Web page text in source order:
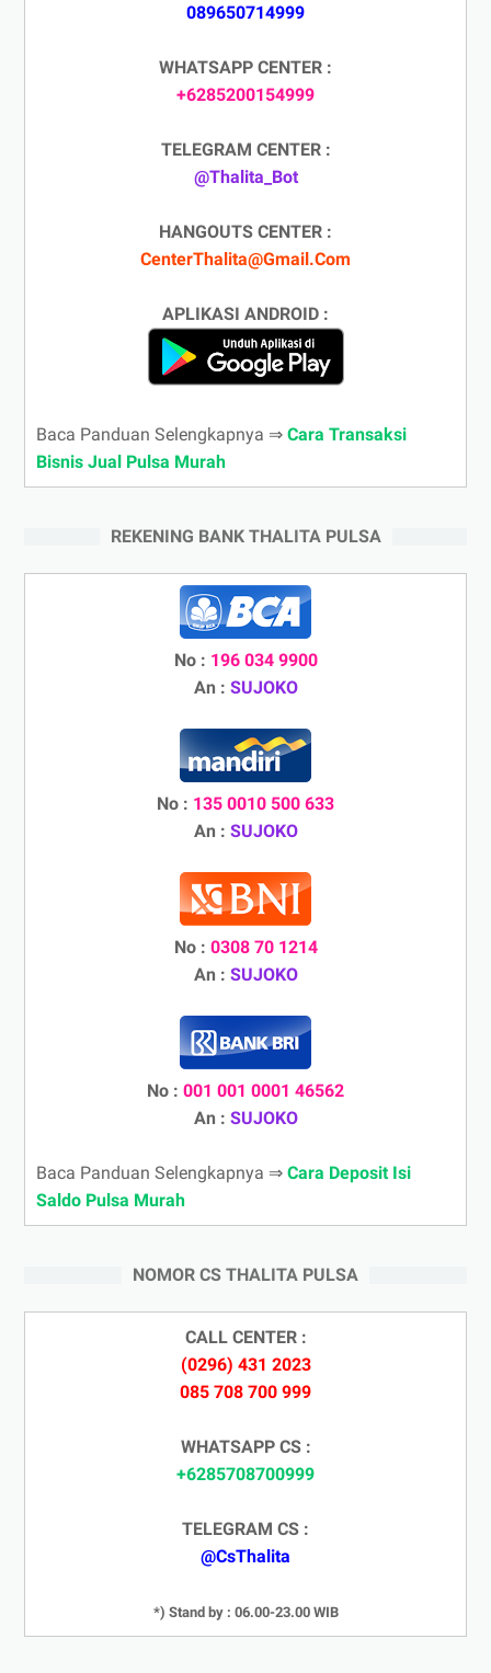
089650714999
WHATSAPP CENTER :
+6285200154999
TELEGRAM CENTER :
@Thalita_Bot
HANGOUTS CENTER :
CenterThalita@Gmail.Com
APLIKASI ANDROID :
Baca Panduan Selengkapnya ⇒ Cara Transaksi
Bisnis Jual Pulsa Murah
REKENING BANK THALITA PULSA
No : 196 034 9900
An : SUJOKO
No : 135 0010 500 633
An : SUJOKO
No : 0308 70 1214
An : SUJOKO
No : 001 001 0001 46562
An : SUJOKO
Baca Panduan Selengkapnya ⇒ Cara Deposit Isi
Saldo Pulsa Murah
NOMOR CS THALITA PULSA
CALL CENTER :
(0296) 431 2023
085 708 700 999
WHATSAPP CS :
+6285708700999
TELEGRAM CS :
@CsThalita
*) Stand by : 06.00-23.00 WIB